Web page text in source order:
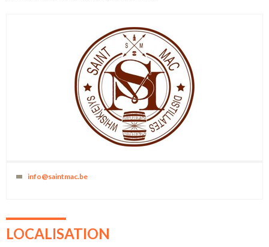
info@saintmac.be
LOCALISATION